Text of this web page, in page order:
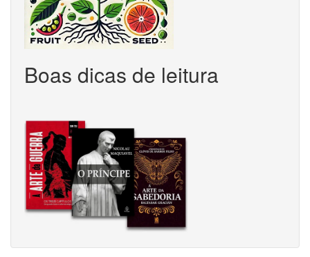
Boas dicas de leitura